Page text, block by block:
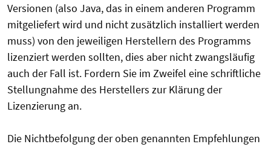
Versionen (also Java, das in einem anderen Programm
mitgeliefert wird und nicht zusätzlich installiert werden
muss) von den jeweiligen Herstellern des Programms
lizenziert werden sollten, dies aber nicht zwangsläufig
auch der Fall ist. Fordern Sie im Zweifel eine schriftliche
Stellungnahme des Herstellers zur Klärung der
Lizenzierung an.
Die Nichtbefolgung der oben genannten Empfehlungen